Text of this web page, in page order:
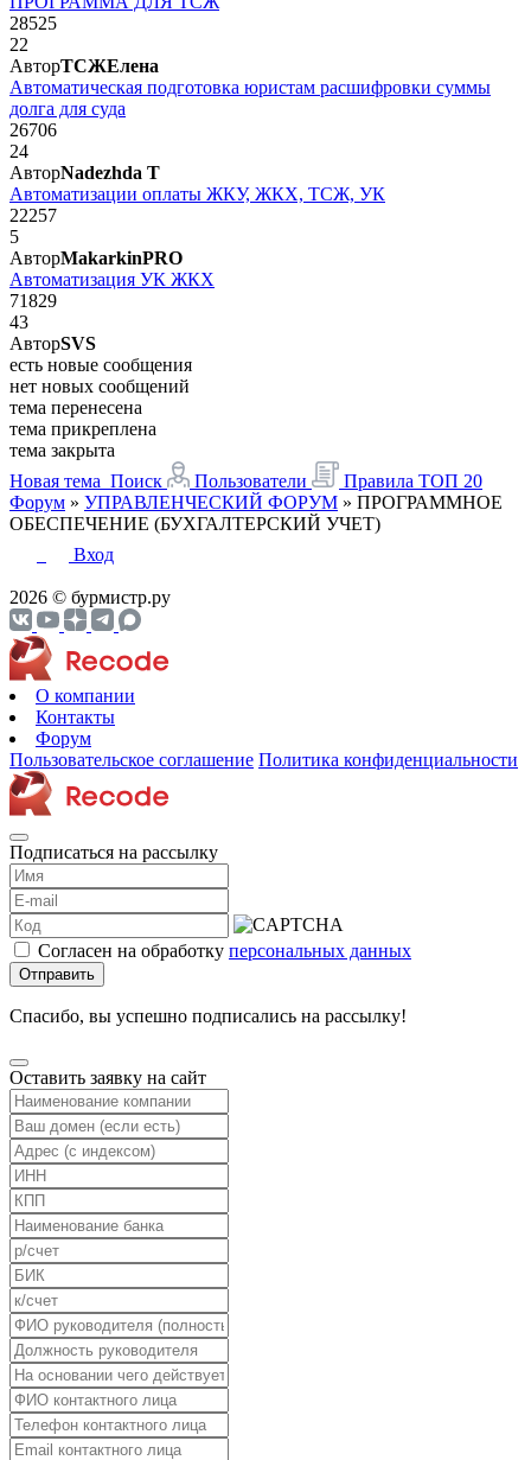
28525
22
АвторТСЖЕлена
Автоматическая подготовка юристам расшифровки суммы
долга для суда
26706
24
АвторNadezhda T
Автоматизации оплаты ЖКУ, ЖКХ, ТСЖ, УК
22257
5
АвторMakarkinPRO
Автоматизация УК ЖКХ
71829
43
АвторSVS
есть новые сообщения
нет новых сообщений
тема перенесена
тема прикреплена
тема закрыта
Новая тема Поиск Пользователи Правила ТОП 20
Форум » УПРАВЛЕНЧЕСКИЙ ФОРУМ » ПРОГРАММНОЕ
ОБЕСПЕЧЕНИЕ (БУХГАЛТЕРСКИЙ УЧЕТ)
Вход
2026 © бурмистр.ру
О компании
Контакты
Форум
Пользовательское соглашение Политика конфиденциальности
Подписаться на рассылку
Согласен на обработку персональных данных
Отправить
Спасибо, вы успешно подписались на рассылку!
Оставить заявку на сайт